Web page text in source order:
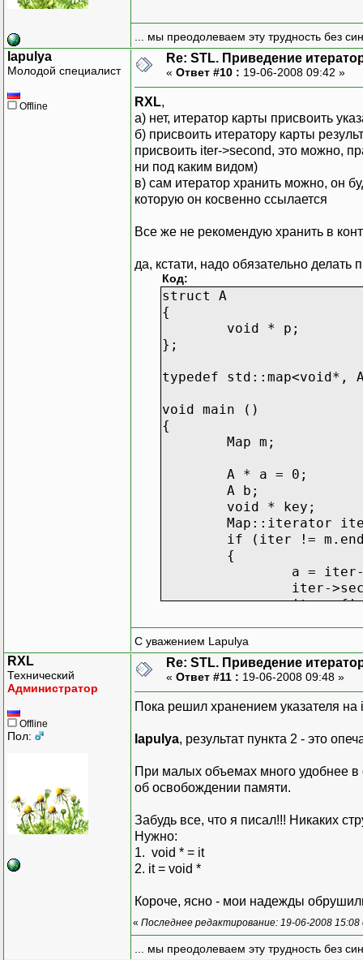
... мы преодолеваем эту трудность без
lapulya
Молодой специалист
Offline
Re: STL. Приведение
« Ответ #10 : 19-06-2008 09:42 »
RXL,
а) нет, итератор карты присвоить
б) присвоить итератору карты
присвоить iter->second, это можно,
ни под каким видом)
в) сам итератор хранить можно, он
которую он косвенно ссылается
Все же не рекомендую хранить в
да, кстати, надо обязательно
Код:
struct A
{
void * p;
};
typedef std::map<void*,
void main ()
{
Map m;
A * a = 0;
A b;
void * key;
Map::iterator
if (iter !=
{
a = iter-
iter-
iter-
}
С уважением Lapulya
RXL
Технический
Администратор
Offline
Пол:
Re: STL. Приведение
« Ответ #11 : 19-06-2008 09:48 »
Пока решил хранением указателя на
lapulya, результат пункта 2 - это
При малых объемах много удобнее в
об освобождении памяти.
Забудь все, что я писал!!! Никаких
Нужно:
1. void * = it
2. it = void *
Короче, ясно - мои надежды
« Последнее редактирование: 19-06-2008
... мы преодолеваем эту трудность без